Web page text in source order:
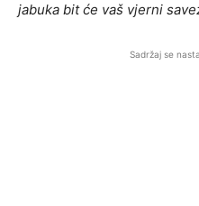
jabuka bit će vaš vjerni
Sadržaj se